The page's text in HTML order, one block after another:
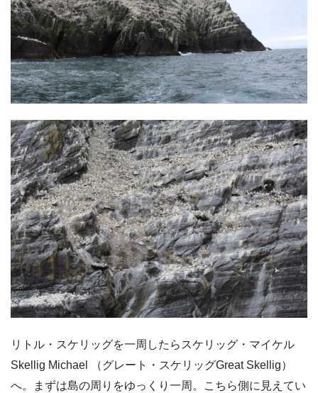
リトル・スケリッグを一周したらスケリッグ・マイケル
Skellig Michael （グレート・スケリッグGreat Skellig）
へ。まずは島の周りをゆっくり一周。こちら側に見えてい